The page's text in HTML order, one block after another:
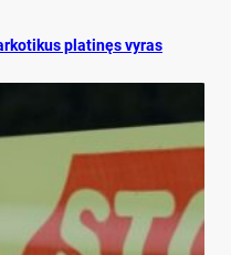
platinęs vyras